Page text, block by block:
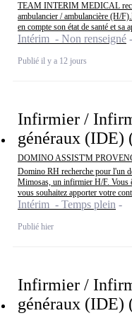
TEAM INTERIM MEDICAL
ambulancier / ambulancière (H/
en compte son état de santé et sa
Intérim - Non renseigné
Publié il y a 12 jours
Infirmier /
généraux (IDE)
DOMINO ASSIST'M
Domino RH recherche pour l'un
Mimosas, un infirmier H/F. Vous
vous souhaitez apporter votre
Intérim - Temps plein
Publié hier
Infirmier /
généraux (IDE)